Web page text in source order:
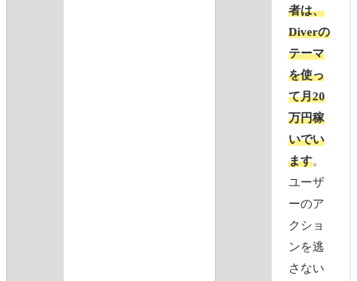
者は、
Diverの
テーマ
を使っ
て月20
万円稼
いでい
ます。
ユーザ
ーのア
クショ
ンを逃
さない